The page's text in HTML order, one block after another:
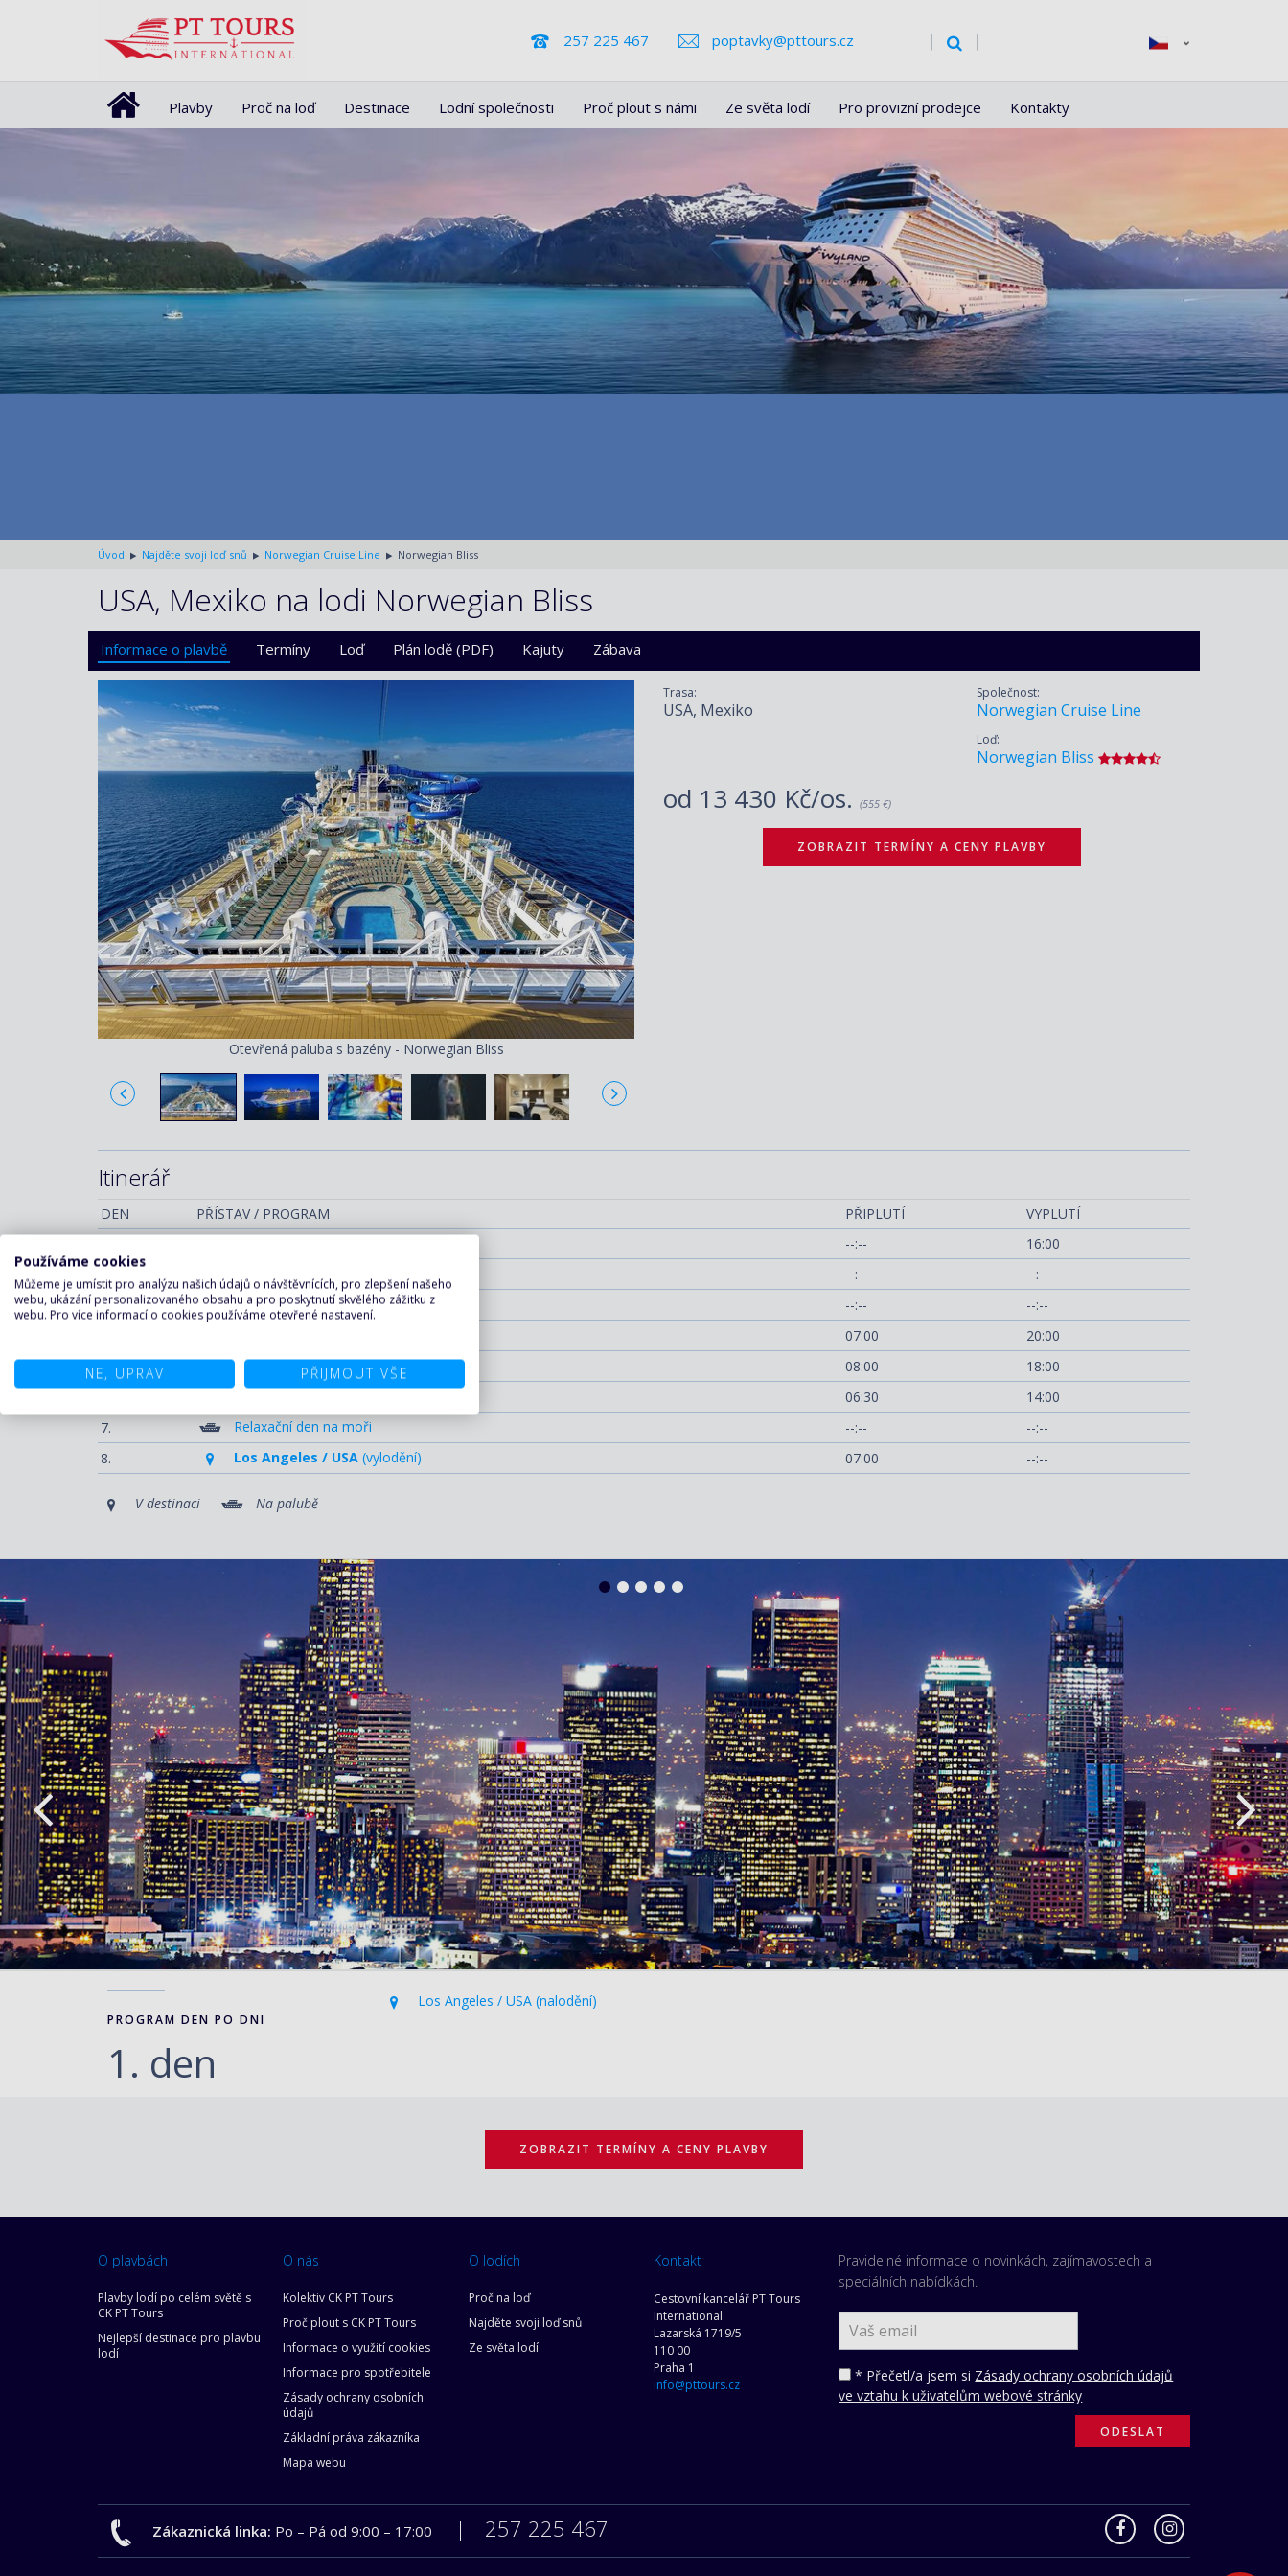
257 225 467 poptavky@pttours.cz
Plavby Proč na loď Destinace Lodní společnosti Proč plout s námi Ze světa lodí Pro provizní prodejce Kontakty
Úvod Najděte svoji loď snů Norwegian Cruise Line Norwegian Bliss
USA, Mexiko na lodi Norwegian Bliss
Informace o plavbě Termíny Loď Plán lodě (PDF) Kajuty Zábava
Otevřená paluba s bazény - Norwegian Bliss
Trasa:
USA, Mexiko
Společnost:
Norwegian Cruise Line
Loď:
Norwegian Bliss
od 13 430 Kč/os. (555 €)
ZOBRAZIT TERMÍNY A CENY PLAVBY
Itinerář
DEN PŘÍSTAV / PROGRAM PŘIPLUTÍ
VYPLUTÍ
--:--
16:00
--:--
--:--
3.
Relaxační den na moři --:--
--:--
07:00
20:00
5.
Mazatlán / Mexiko 08:00
18:00
06:30
14:00
7.
Relaxační den na moři --:--
--:--
8.
Los Angeles / USA (vylodění) 07:00 --:--
V destinaci Na palubě
PROGRAM DEN PO DNI
1. den
Los Angeles / USA (nalodění)
ZOBRAZIT TERMÍNY A CENY PLAVBY
O plavbách
Plavby lodí po celém světě s
CK PT Tours
Nejlepší destinace pro plavbu
lodí
O nás
Kolektiv CK PT Tours
Proč plout s CK PT Tours
Informace o využití cookies
Informace pro spotřebitele
Zásady ochrany osobních
údajů
Základní práva zákazníka
Mapa webu
O lodích
Proč na loď
Najděte svoji loď snů
Ze světa lodí
Kontakt
Cestovní kancelář PT Tours
International
Lazarská 1719/5
110 00
Praha 1
info@pttours.cz
Pravidelné informace o novinkách, zajímavostech a
speciálních nabídkách.
* Přečetl/a jsem si Zásady ochrany osobních údajů
ve vztahu k uživatelům webové stránky
Zákaznická linka: Po – Pá od 9:00 – 17:00 257 225 467
Používáme cookies
Můžeme je umístit pro analýzu našich údajů o návštěvnících, pro zlepšení našeho
webu, ukázání personalizovaného obsahu a pro poskytnutí skvělého zážitku z
webu. Pro více informací o cookies používáme otevřené nastavení.
NE, UPRAV PŘIJMOUT VŠE